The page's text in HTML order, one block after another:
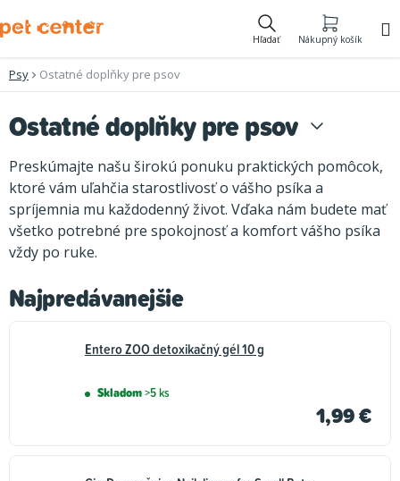
na
Hľadať Nákupný košík
Psy Ostatné doplňky pre psov
Ostatné doplňky pre psov
Preskúmajte našu širokú ponuku praktických pomôcok,
ktoré vám uľahčia starostlivosť o vášho psíka a
spríjemnia mu každodenný život. Vďaka nám budete mať
všetko potrebné pre spokojnosť a komfort vášho psíka
vždy po ruke.
Najpredávanejšie
Entero ZOO detoxikačný gél 10 g
Skladom>5 ks
1,99 €